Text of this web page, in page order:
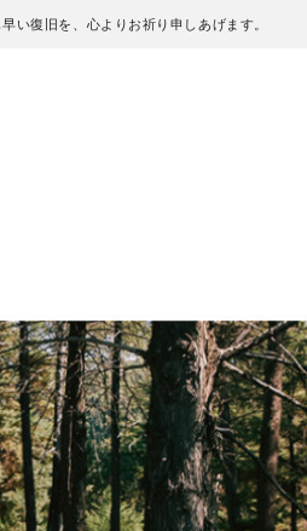
い復旧を、心よりお祈り申しあげます。